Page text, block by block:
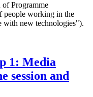
Programme
working in the
with new technologies").
1: Media
session and